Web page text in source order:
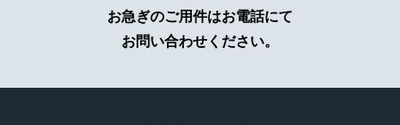
の同意を得ることにより当該事務の遂行に支障を
及ぼすおそれがあるとき
（ホ）あらかじめ本人の同意を得た場合
お急ぎのご用件はお電話にて
お問い合わせください。